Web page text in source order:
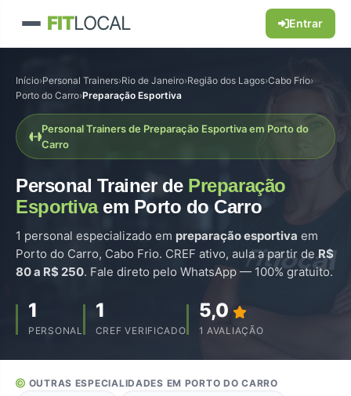
FITLOCAL Entrar
Início›Personal Trainers›Rio de Janeiro›Região dos Lagos›Cabo Frio›
Porto do Carro›Preparação Esportiva
Personal Trainers de Preparação Esportiva em Porto do
Carro
Personal Trainer de Preparação
Esportivaem Porto do Carro
1 personal especializado em preparação esportiva em
Porto do Carro, Cabo Frio. CREF ativo, aula a partir deR$
80 a R$ 250. Fale direto pelo WhatsApp — 100% gratuito.
1
PERSONAL
1
CREF VERIFICADO
5,0
1 AVALIAÇÃO
OUTRAS ESPECIALIDADES EM PORTO DO CARRO